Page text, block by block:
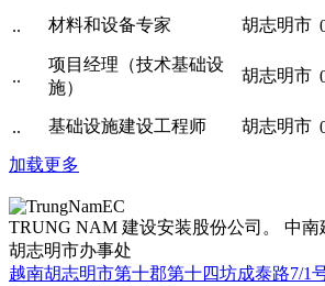
..
材料和设备专家 胡志明市
..
项目经理（技术基础设
施）
胡志明市
.. 基础设施建设工程师 胡志明市
加载更多
TRUNG NAM 建设安装股份公司。 中南
胡志明市办事处
越南胡志明市第十郡第十四坊成泰路7/1